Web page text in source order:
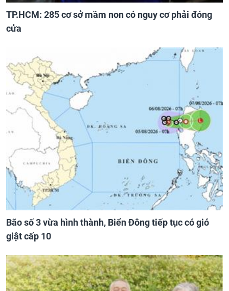
TP.HCM: 285 cơ sở mầm non có nguy cơ phải đóng
cửa
Bão số 3 vừa hình thành, Biển Đông tiếp tục có gió
giật cấp 10